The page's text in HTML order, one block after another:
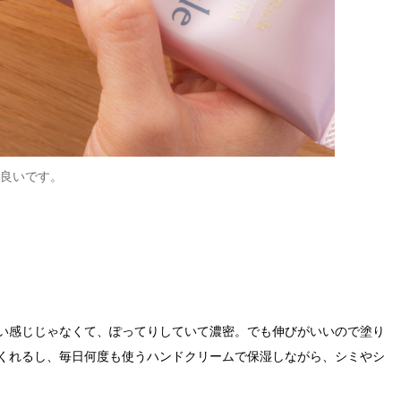
いです。
じじゃなくて、ぽってりしていて濃密。でも伸びがいいので塗り
るし、毎日何度も使うハンドクリームで保湿しながら、シミやシ